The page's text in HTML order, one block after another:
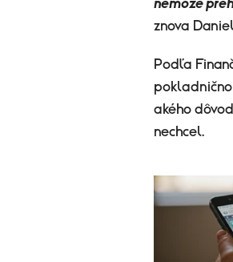
nemôže
znova
Podľa
akého
nechcel.